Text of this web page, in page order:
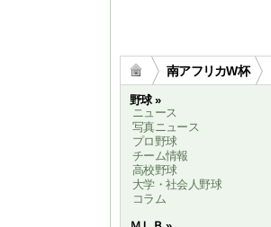
南アフリカW杯
野球 »
ニュース
写真ニュース
プロ野球
チーム情報
高校野球
大学・社会人野球
コラム